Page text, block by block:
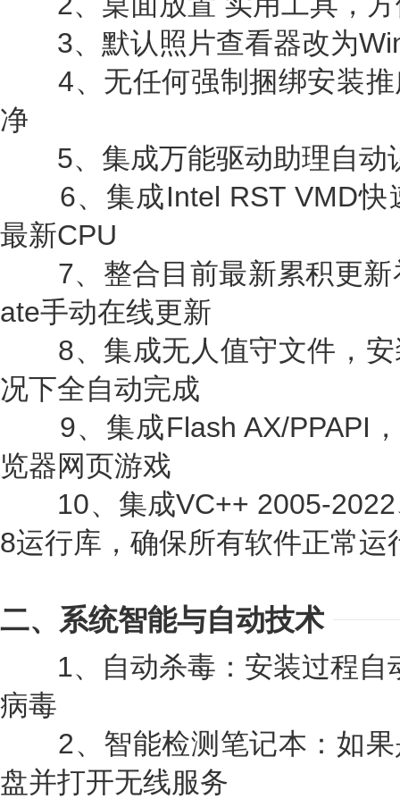
3、默认照片查看器改为
4、无任何强制捆绑安装推
净
5、集成万能驱动助理自动
6、集成Intel RST VMD快
最新CPU
7、整合目前最新累积更新
ate手动在线更新
8、集成无人值守文件，安
况下全自动完成
9、集成Flash AX/PPAPI，
览器网页游戏
10、集成VC++ 2005-2022
8运行库，确保所有软件正常运
二、系统智能与自动技术
1、自动杀毒：安装过程自
病毒
2、智能检测笔记本：如果
盘并打开无线服务